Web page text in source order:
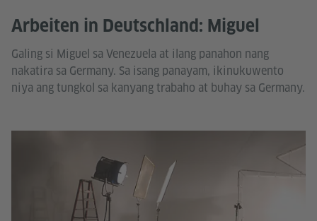
Arbeiten in Deutschland: Miguel
Galing si Miguel sa Venezuela at ilang panahon nang
nakatira sa Germany. Sa isang panayam, ikinukuwento
niya ang tungkol sa kanyang trabaho at buhay sa Germany.